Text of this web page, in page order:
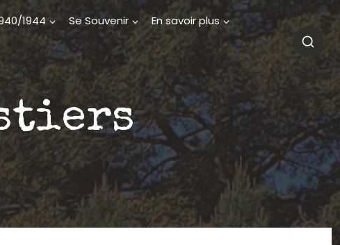
1944 Se Souvenir En savoir plus